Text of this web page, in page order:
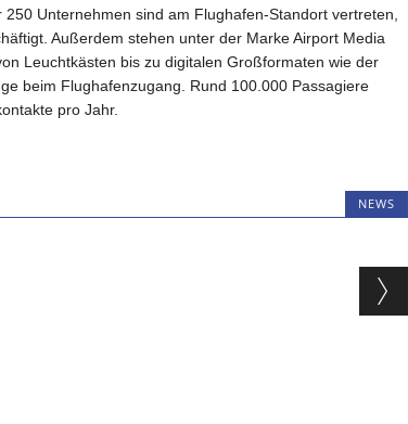
Unternehmen sind am Flughafen-Standort vertreten,
Außerdem stehen unter der Marke Airport Media
Leuchtkästen bis zu digitalen Großformaten wie der
beim Flughafenzugang. Rund 100.000 Passagiere
pro Jahr.
NEWS